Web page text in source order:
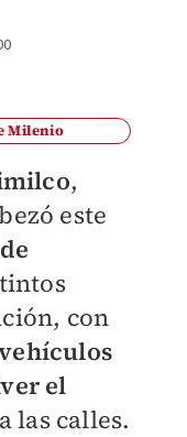
Milenio
,
este
con
el
a las calles.